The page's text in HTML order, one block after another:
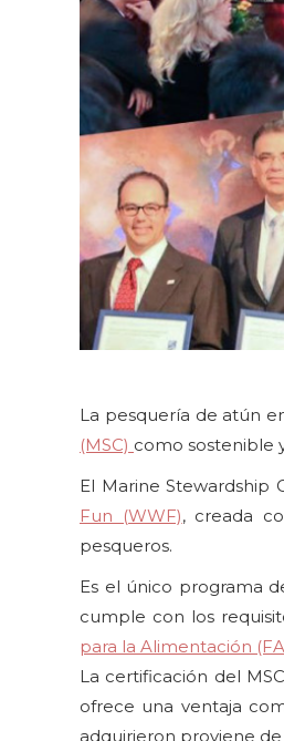
La pesquería de atún
(MSC) como sostenible
El Marine Stewardship
Fun (WWF), creada
pesqueros.
Es el único programa
cumple con los
para la Alimentación
La certificación del
ofrece una ventaja
adquirieron proviene